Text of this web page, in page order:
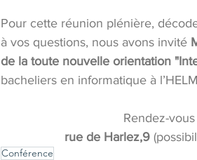
Pour cette réunion plénière,
à vos questions, nous avons invité
de la toute nouvelle orientation
bacheliers en informatique à
Rendez-
rue de Harlez,9
Conférence